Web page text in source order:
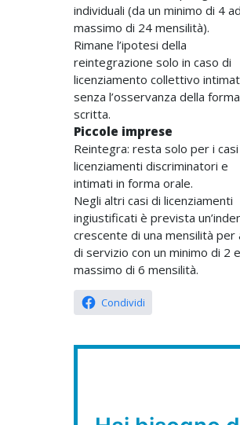
individuali (da un minimo di 4
massimo di 24 mensilità).
Rimane l’ipotesi della
reintegrazione solo in caso di
licenziamento collettivo
senza l’osservanza della forma
scritta.
Piccole imprese
Reintegra: resta solo per i
licenziamenti discriminatori e
intimati in forma orale.
Negli altri casi di licenziamenti
ingiustificati è prevista
crescente di una mensilità per
di servizio con un minimo di 2
massimo di 6 mensilità.
Condividi